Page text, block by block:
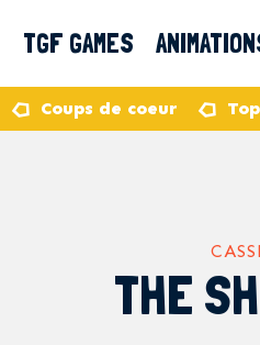
TGF GAMES
Coups de coeur
THE